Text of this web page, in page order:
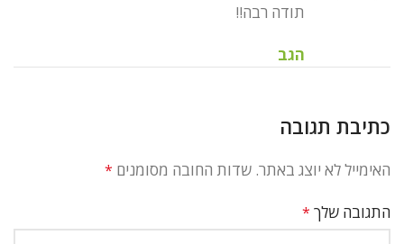
תודה רבה!!
הגב
כתיבת תגובה
האימייל לא יוצג באתר. שדות החובה מסומנים *
התגובה שלך *